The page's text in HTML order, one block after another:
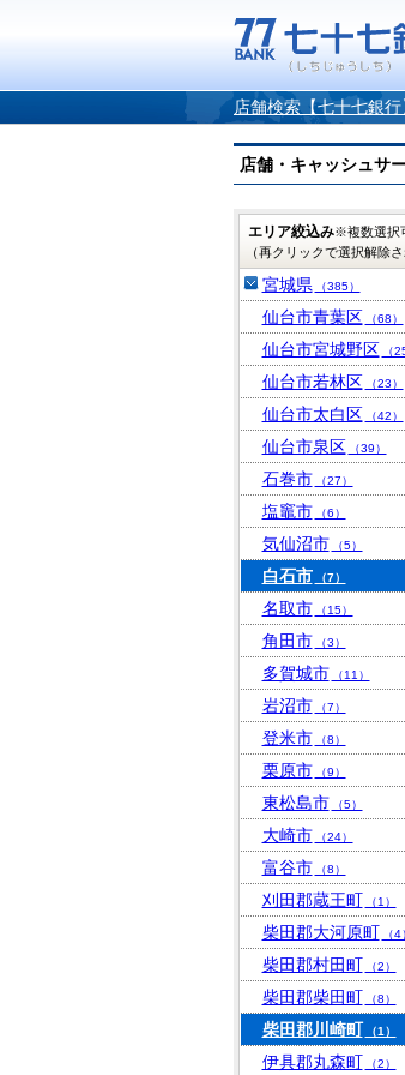
店舗検索【七十七銀行
店舗・キャッシュサ
エリア絞込み※複数選択
（再クリックで選択解除さ
宮城県 （385）
仙台市青葉区 （68）
仙台市宮城野区 （
仙台市若林区 （23）
仙台市太白区 （42）
仙台市泉区 （39）
石巻市 （27）
塩竈市 （6）
気仙沼市 （5）
白石市 （7）
名取市 （15）
角田市 （3）
多賀城市 （11）
岩沼市 （7）
登米市 （8）
栗原市 （9）
東松島市 （5）
大崎市 （24）
富谷市 （8）
刈田郡蔵王町 （1）
柴田郡大河原町 （4）
柴田郡村田町 （2）
柴田郡柴田町 （8）
柴田郡川崎町 （1）
伊具郡丸森町 （2）